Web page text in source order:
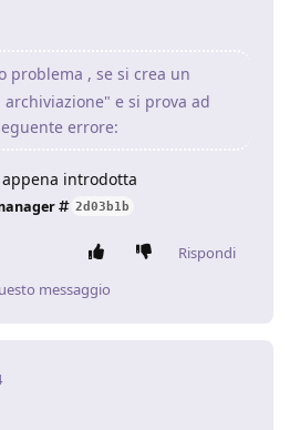
problema , se si crea un
e si prova ad
errore:
introdotta
2d03b1b
Rispondi
messaggio